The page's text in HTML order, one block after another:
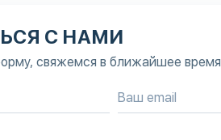
С НАМИ
свяжемся в ближайшее время